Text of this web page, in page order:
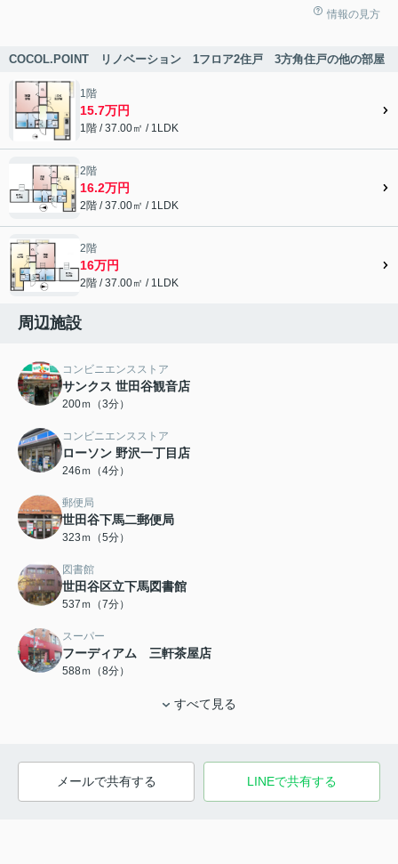
情報の見方
COCOL.POINT リノベーション 1フロア2住戸 3方角住戸の他の部屋
1階
15.7万円
1階 / 37.00㎡ / 1LDK
2階
16.2万円
2階 / 37.00㎡ / 1LDK
2階
16万円
2階 / 37.00㎡ / 1LDK
周辺施設
コンビニエンスストア
サンクス 世田谷観音店
200ｍ（3分）
コンビニエンスストア
ローソン 野沢一丁目店
246ｍ（4分）
郵便局
世田谷下馬二郵便局
323ｍ（5分）
図書館
世田谷区立下馬図書館
537ｍ（7分）
スーパー
フーディアム 三軒茶屋店
588ｍ（8分）
すべて見る
メールで共有する LINEで共有する